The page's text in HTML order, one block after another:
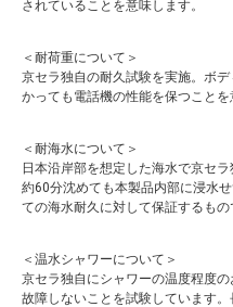
されていることを意味します。
＜耐荷重について＞
京セラ独自の耐久試験を実施。ボ
かっても電話機の性能を保つことを
＜耐海水について＞
日本沿岸部を想定した海水で京セ
約60分沈めても本製品内部に浸水
ての海水耐久に対して保証するもの
＜温水シャワーについて＞
京セラ独自にシャワーの温度程度
故障しないことを試験しています